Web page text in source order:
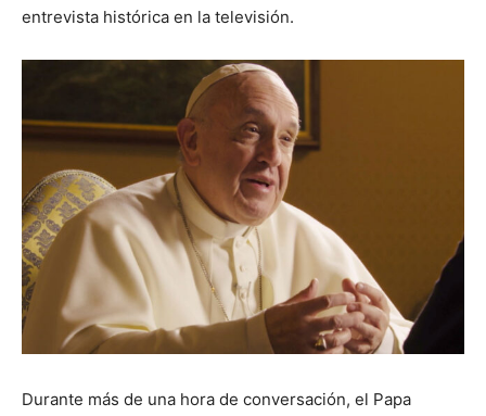
entrevista histórica en la televisión.
Durante más de una hora de conversación, el Papa